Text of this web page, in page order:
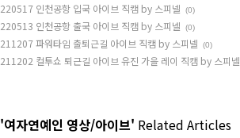
220517 인천공항 입국 아이브 직캠 by 스피넬 (0)
220513 인천공항 출국 아이브 직캠 by 스피넬 (0)
211207 파워타임 출퇴근길 아이브 직캠 by 스피넬 (0)
211202 컬투쇼 퇴근길 아이브 유진 가을 레이 직캠 by 스피넬
'여자연예인 영상/아이브' Related Articles